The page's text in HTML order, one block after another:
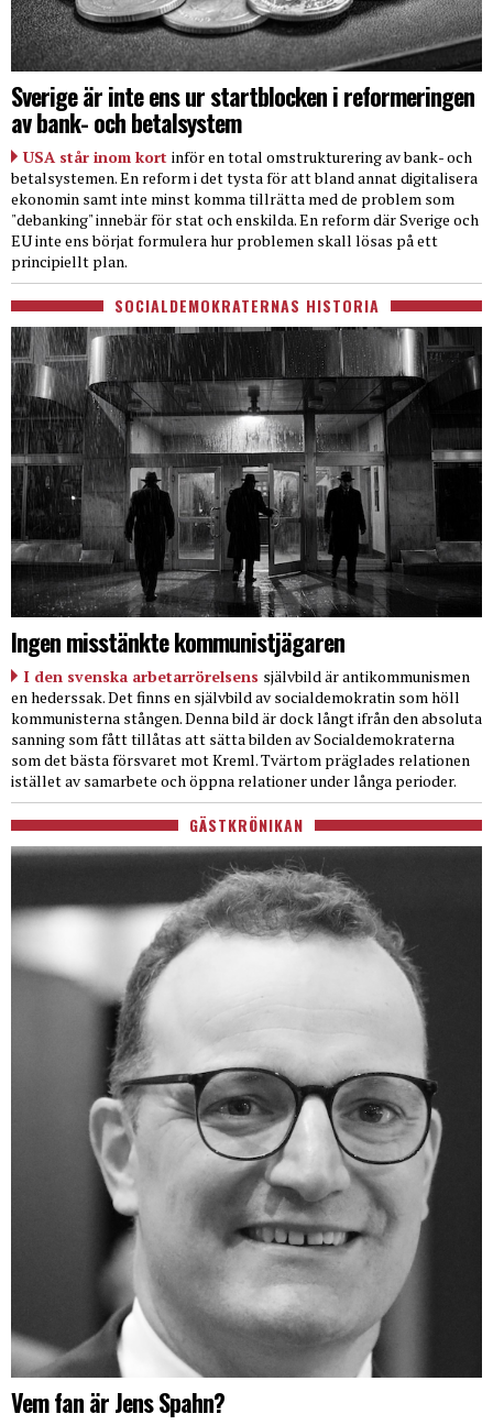
Sverige är inte ens ur startblocken i reformeringen
av bank- och betalsystem
USA står inom kort inför en total omstrukturering av bank- och
betalsystemen. En reform i det tysta för att bland annat digitalisera
ekonomin samt inte minst komma tillrätta med de problem som
"debanking" innebär för stat och enskilda. En reform där Sverige och
EU inte ens börjat formulera hur problemen skall lösas på ett
principiellt plan.
SOCIALDEMOKRATERNAS HISTORIA
Ingen misstänkte kommunistjägaren
I den svenska arbetarrörelsens självbild är antikommunismen
en hederssak. Det finns en självbild av socialdemokratin som höll
kommunisterna stången. Denna bild är dock långt ifrån den absoluta
sanning som fått tillåtas att sätta bilden av Socialdemokraterna
som det bästa försvaret mot Kreml. Tvärtom präglades relationen
istället av samarbete och öppna relationer under långa perioder.
GÄSTKRÖNIKAN
Vem fan är Jens Spahn?